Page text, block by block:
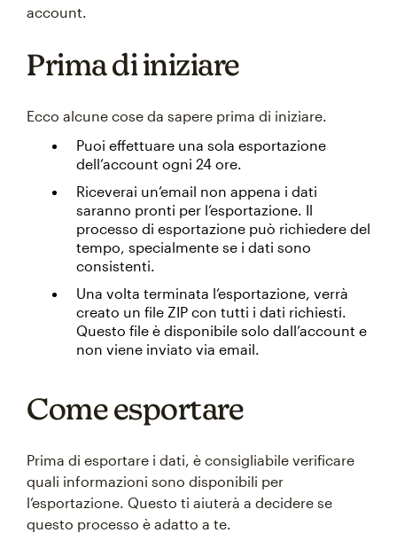
account.
Prima di iniziare
Ecco alcune cose da sapere prima di iniziare.
Puoi effettuare una sola esportazione
dell’account ogni 24 ore.
Riceverai un’email non appena i dati
saranno pronti per l’esportazione. Il
processo di esportazione può richiedere del
tempo, specialmente se i dati sono
consistenti.
Una volta terminata l’esportazione, verrà
creato un file ZIP con tutti i dati richiesti.
Questo file è disponibile solo dall’account e
non viene inviato via email.
Come esportare
Prima di esportare i dati, è consigliabile verificare
quali informazioni sono disponibili per
l’esportazione. Questo ti aiuterà a decidere se
questo processo è adatto a te.